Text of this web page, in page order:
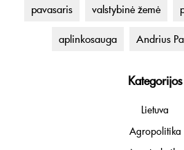
pavasaris valstybinė žemė
aplinkosauga Andrius
Kategorijos
Lietuva
Agropolitika